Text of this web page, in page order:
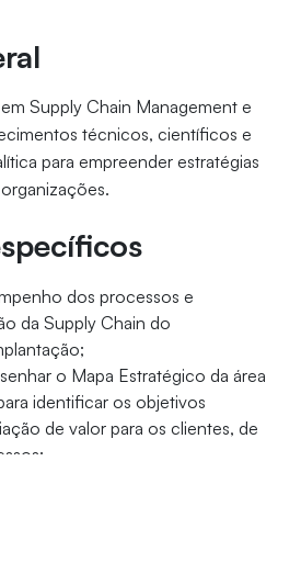
Supply Chain Management e
técnicos, científicos e
para empreender estratégias
dos processos e
da Supply Chain do
o Mapa Estratégico da área
identificar os objetivos
de valor para os clientes, de